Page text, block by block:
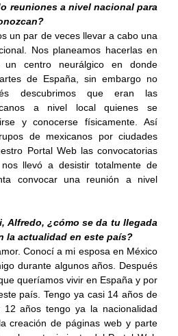
reuniones a nivel nacional para
un par de veces llevar a cabo una
Nos planeamos hacerlas en
centro neurálgico en donde
de España, sin embargo no
descubrimos que eran las
a nivel local quienes se
y conocerse físicamente. Así
de mexicanos por ciudades
Portal Web las convocatorias
llevó a desistir totalmente de
convocar una reunión a nivel
Alfredo, ¿cómo se da tu llegada
la actualidad en este país?
Conocí a mi esposa en México
durante algunos años. Después
queríamos vivir en España y por
país. Tengo ya casi 14 años de
años tengo ya la nacionalidad
creación de páginas web y parte